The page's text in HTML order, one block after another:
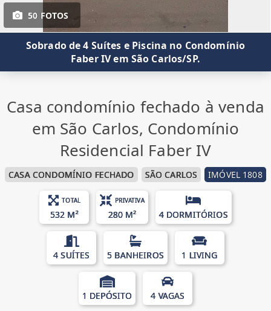
50 FOTOS
Sobrado de 4 Suítes e Piscina no Condomínio
Faber IV em São Carlos/SP.
Casa condomínio fechado à venda
em São Carlos, Condomínio
Residencial Faber IV
CASA CONDOMÍNIO FECHADO SÃO CARLOS IMÓVEL 1808
TOTAL
532 M²
PRIVATIVA
280 M² 4 DORMITÓRIOS
4 SUÍTES 5 BANHEIROS 1 LIVING
1 DEPÓSITO 4 VAGAS